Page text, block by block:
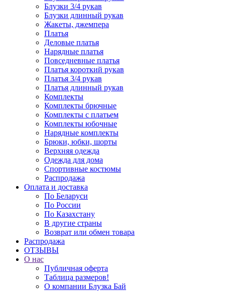
Блузки 3/4 рукав
Блузки длинный рукав
Жакеты, джемпера
Платья
Деловые платья
Нарядные платья
Повседневные платья
Платья короткий рукав
Платья 3/4 рукав
Платья длинный рукав
Комплекты
Комплекты брючные
Комплекты с платьем
Комплекты юбочные
Нарядные комплекты
Брюки, юбки, шорты
Верхняя одежда
Одежда для дома
Спортивные костюмы
Распродажа
Оплата и доставка
По Беларуси
По России
По Казахстану
В другие страны
Возврат или обмен товара
Распродажа
ОТЗЫВЫ
О нас
Публичная оферта
Таблица размеров!
О компании Блузка Бай